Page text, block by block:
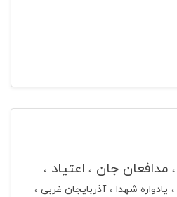
مدافعان جان اعتیاد
یادواره شهدا
آذربایجان غربی